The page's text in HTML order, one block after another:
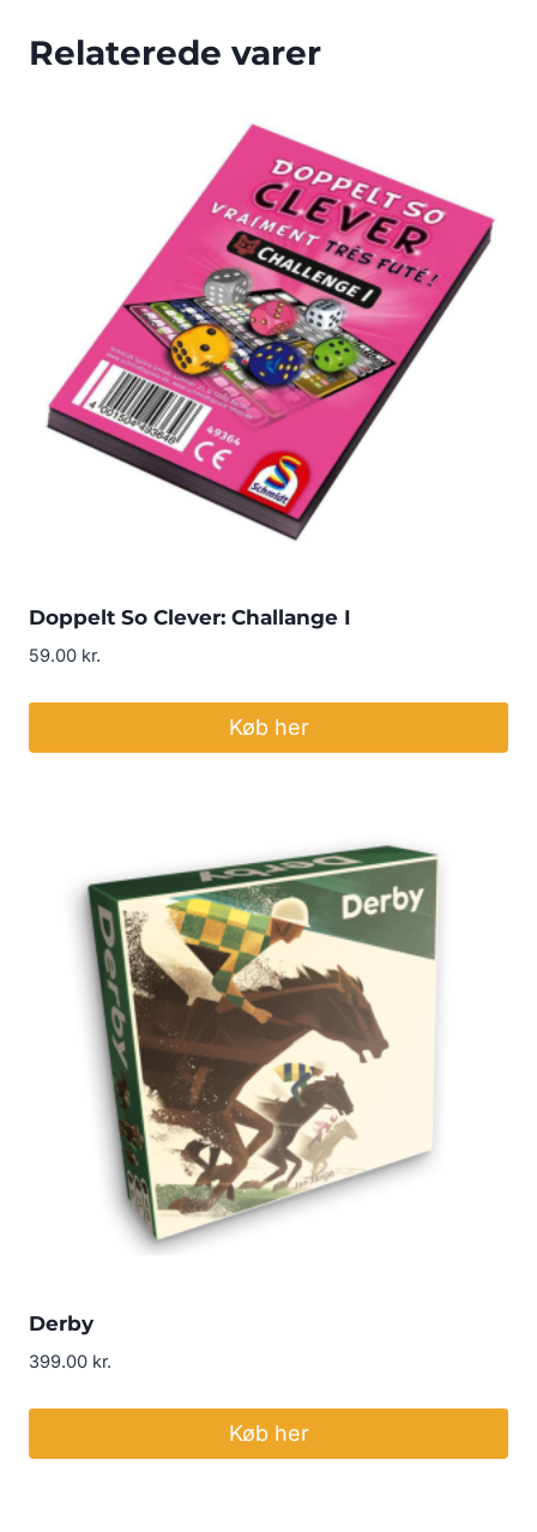
Relaterede varer
Doppelt So Clever: Challange I
59.00 kr.
Køb her
Derby
399.00 kr.
Køb her